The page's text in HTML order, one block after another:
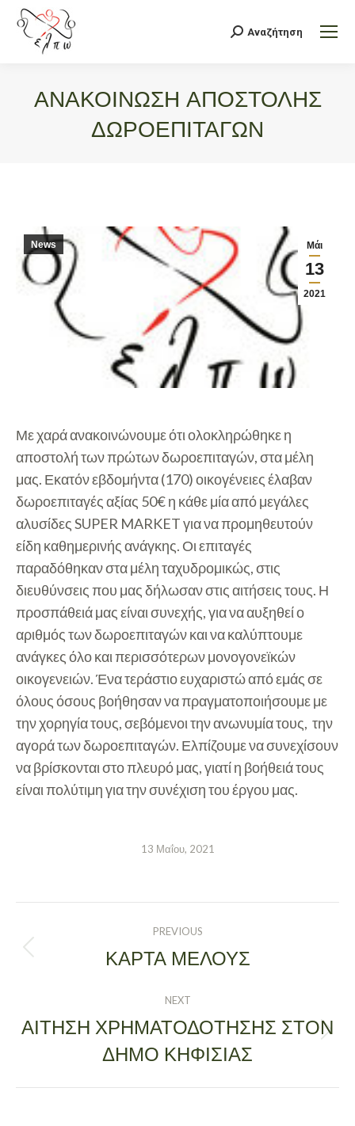
Search:
Αναζήτηση
ΑΝΑΚΟΙΝΩΣΗ ΑΠΟΣΤΟΛΗΣ
ΔΩΡΟΕΠΙΤΑΓΩΝ
Μάι
13
2021
News
Με χαρά ανακοινώνουμε ότι ολοκληρώθηκε η
αποστολή των πρώτων δωροεπιταγών, στα μέλη
μας. Εκατόν εβδομήντα (170) οικογένειες έλαβαν
δωροεπιταγές αξίας 50€ η κάθε μία από μεγάλες
αλυσίδες SUPER MARKET για να προμηθευτούν
είδη καθημερινής ανάγκης. Οι επιταγές
παραδόθηκαν στα μέλη ταχυδρομικώς, στις
διευθύνσεις που μας δήλωσαν στις αιτήσεις τους. Η
προσπάθειά μας είναι συνεχής, για να αυξηθεί ο
αριθμός των δωροεπιταγών και να καλύπτουμε
ανάγκες όλο και περισσότερων μονογονεϊκών
οικογενειών. Ένα τεράστιο ευχαριστώ από εμάς σε
όλους όσους βοήθησαν να πραγματοποιήσουμε με
την χορηγία τους, σεβόμενοι την ανωνυμία τους, την
αγορά των δωροεπιταγών. Ελπίζουμε να συνεχίσουν
να βρίσκονται στο πλευρό μας, γιατί η βοήθειά τους
είναι πολύτιμη για την συνέχιση του έργου μας.
13 Μαΐου, 2021
NAVIGATION
PREVIOUS
Previous
ΚΑΡΤΑ ΜΕΛΟΥΣ
NEXT
Next
post:
ΑΙΤΗΣΗ ΧΡΗΜΑΤΟΔΟΤΗΣΗΣ ΣΤΟΝ
ΔΗΜΟ ΚΗΦΙΣΙΑΣ